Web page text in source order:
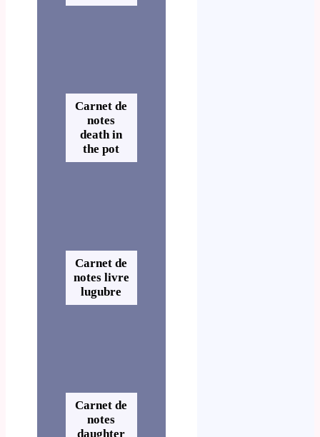
Carnet de
notes
death in
the pot
Carnet de
notes livre
lugubre
Carnet de
notes
daughter